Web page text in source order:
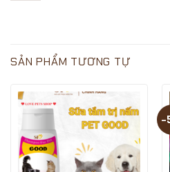
SHOP?
NHẬT
–
CỰC
SÂU
?
LOVE
PETS
SHOP
LOVE
PETS
deal
giá
hời
ngày
sale
1/12/2024
SẢN PHẨM TƯƠNG TỰ
-